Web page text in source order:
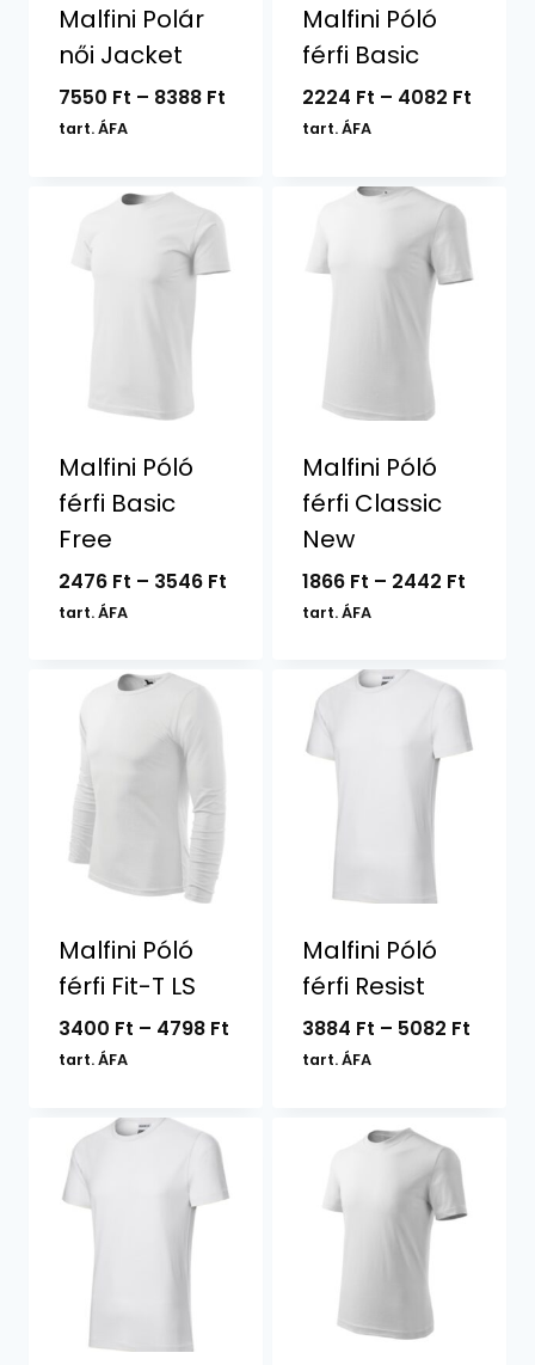
Malfini Polár
női Jacket
7550 Ft – 8388 FtÁrtartomány:
tart. ÁFA
Malfini Póló
férfi Basic
2224 Ft – 4082 Ft
tart. ÁFA
Malfini Póló
férfi Basic
Free
2476 Ft – 3546 FtÁrtartomány:
tart. ÁFA
Malfini Póló
férfi Classic
New
1866 Ft – 2442 Ft
tart. ÁFA
Malfini Póló
férfi Fit-T LS
3400 Ft – 4798 FtÁrtartomány:
tart. ÁFA
Malfini Póló
férfi Resist
3884 Ft – 5082 Ft
tart. ÁFA